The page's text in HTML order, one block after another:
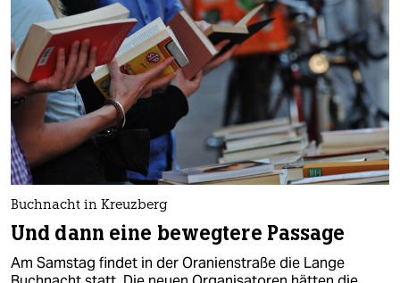
Buchnacht in Kreuzberg
Und dann eine bewegtere Passage
Am Samstag findet in der Oranienstraße die Lange